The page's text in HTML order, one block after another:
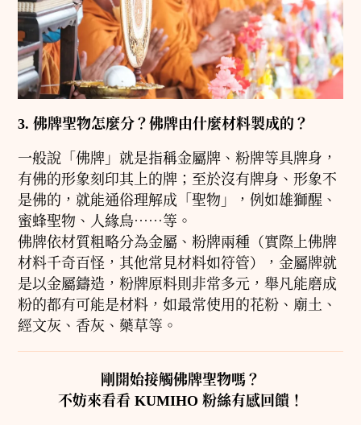
3. 佛牌聖物怎麼分？佛牌由什麼材料製成的？
一般說「佛牌」就是指稱金屬牌、粉牌等具牌身，
有佛的形象刻印其上的牌；至於沒有牌身、形象不
是佛的，就能通俗理解成「聖物」，例如雄獅醒、
蜜蜂聖物、人緣鳥⋯⋯等。
佛牌依材質粗略分為金屬、粉牌兩種（實際上佛牌
材料千奇百怪，其他常見材料如符管），金屬牌就
是以金屬鑄造，粉牌原料則非常多元，舉凡能磨成
粉的都有可能是材料，如最常使用的花粉、廟土、
經文灰、香灰、藥草等。
剛開始接觸佛牌聖物嗎？
不妨來看看KUMIHO 粉絲有感回饋！